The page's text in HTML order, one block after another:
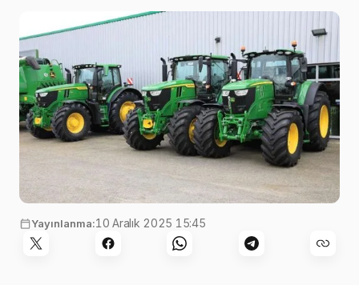
Yayınlanma:10 Aralık 2025 15:45